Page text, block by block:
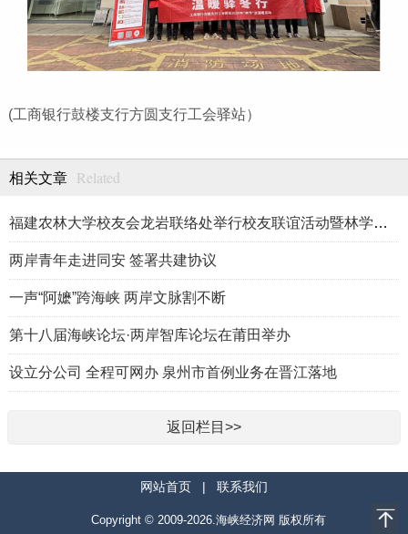
(工商银行鼓楼支行方圆支行工会驿站）
相关文章 Related
福建农林大学校友会龙岩联络处举行校友联谊活动暨林学、生物医药
两岸青年走进同安 签署共建协议
一声“阿嬷”跨海峡 两岸文脉割不断
第十八届海峡论坛·两岸智库论坛在莆田举办
设立分公司 全程可网办 泉州市首例业务在晋江落地
返回栏目>>
网站首页 | 联系我们
Copyright © 2009-2026.海峡经济网 版权所有